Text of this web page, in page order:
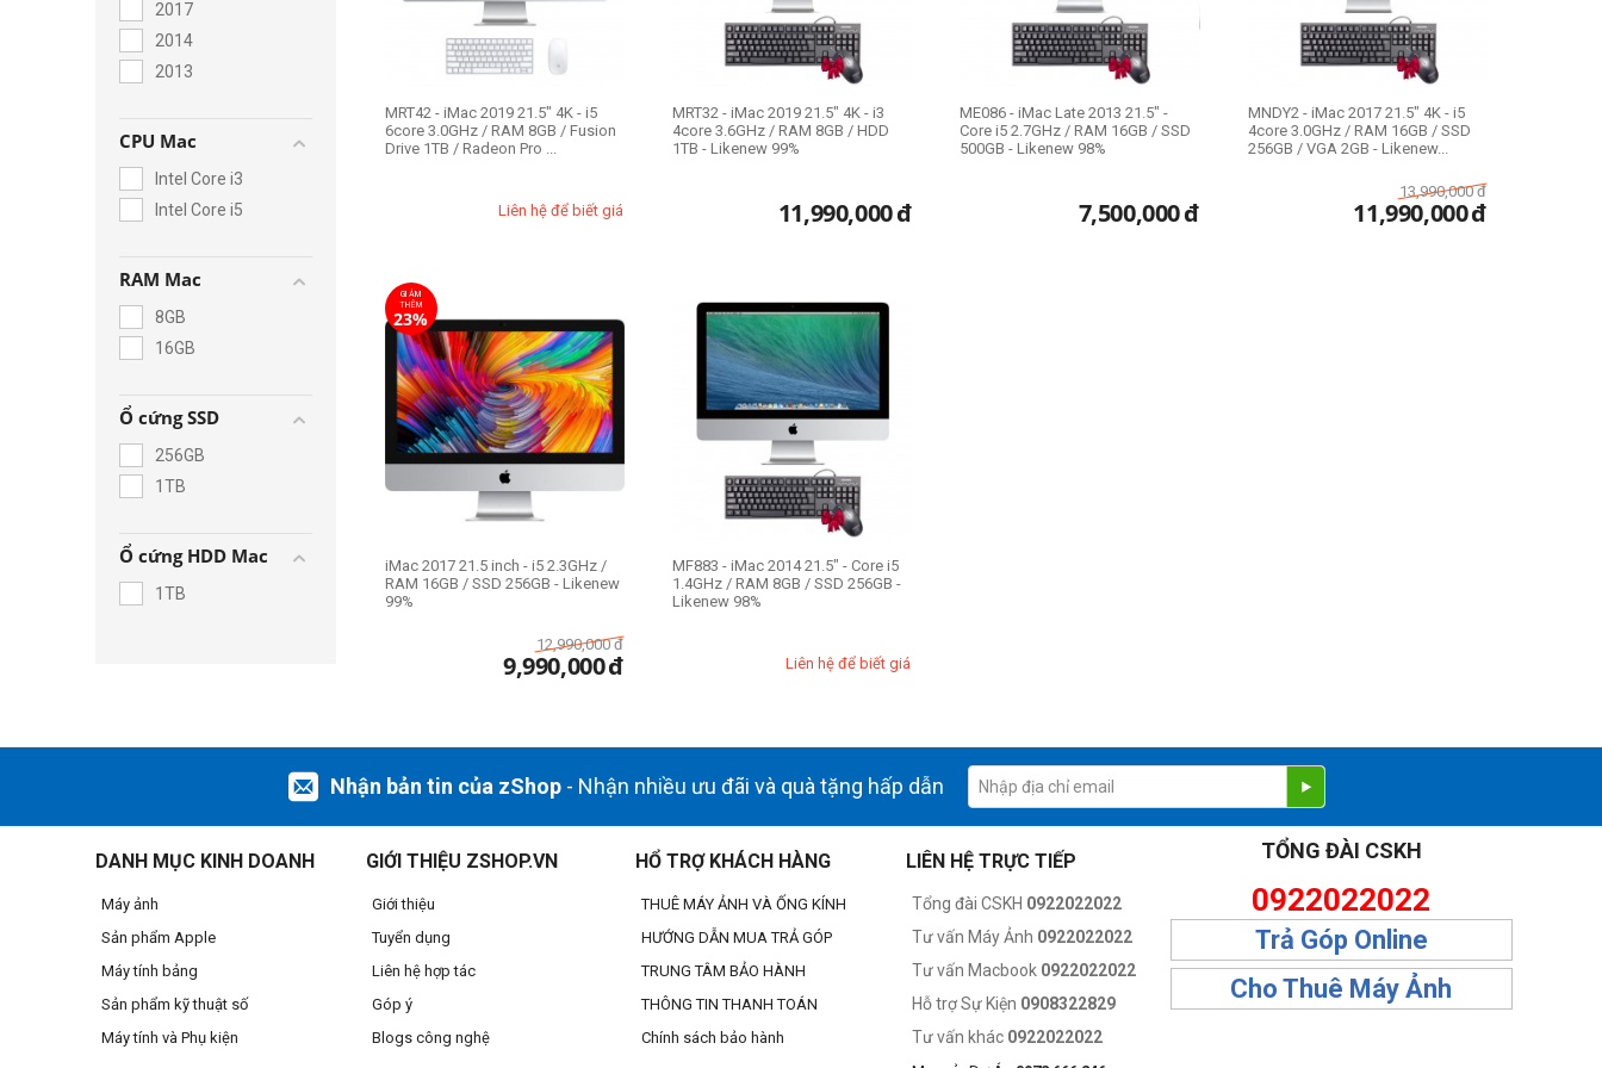
2017
2014
2013
CPU Mac
Intel Core i3
Intel Core i5
RAM Mac
8GB
16GB
Ổ cứng SSD
256GB
1TB
Ổ cứng HDD Mac
1TB
MRT42 - iMac 2019 21.5" 4K - i5
6core 3.0GHz / RAM 8GB / Fusion
Drive 1TB / Radeon Pro ...
Liên hệ để biết giá
MRT32 - iMac 2019 21.5" 4K - i3
4core 3.6GHz / RAM 8GB / HDD
1TB - Likenew 99%
11,990,000đ
ME086 - iMac Late 2013 21.5" -
Core i5 2.7GHz / RAM 16GB / SSD
500GB - Likenew 98%
7,500,000đ
MNDY2 - iMac 2017 21.5" 4K - i5
4core 3.0GHz / RAM 16GB / SSD
256GB / VGA 2GB - Likenew...
13,990,000 đ
11,990,000đ
GIẢM
THÊM
23%
iMac 2017 21.5 inch - i5 2.3GHz /
RAM 16GB / SSD 256GB - Likenew
99%
12,990,000 đ
9,990,000đ
MF883 - iMac 2014 21.5" - Core i5
1.4GHz / RAM 8GB / SSD 256GB -
Likenew 98%
Liên hệ để biết giá
Nhận bản tin của zShop - Nhận nhiều ưu đãi và quà tặng hấp dẫn
DANH MỤC KINH DOANH
Máy ảnh
Sản phẩm Apple
Máy tính bảng
Sản phẩm kỹ thuật số
Máy tính và Phụ kiện
GIỚI THIỆU ZSHOP.VN
Giới thiệu
Tuyển dụng
Liên hệ hợp tác
Góp ý
Blogs công nghệ
HỔ TRỢ KHÁCH HÀNG
THUÊ MÁY ẢNH VÀ ỐNG KÍNH
HƯỚNG DẪN MUA TRẢ GÓP
TRUNG TÂM BẢO HÀNH
THÔNG TIN THANH TOÁN
Chính sách bảo hành
LIÊN HỆ TRỰC TIẾP
Tổng đài CSKH 0922022022
Tư vấn Máy Ảnh 0922022022
Tư vấn Macbook 0922022022
Hỗ trợ Sự Kiện 0908322829
Tư vấn khác 0922022022
TỔNG ĐÀI CSKH
0922022022
Trả Góp Online
Cho Thuê Máy Ảnh